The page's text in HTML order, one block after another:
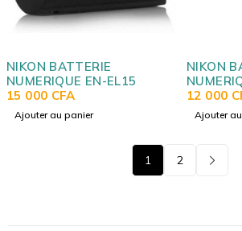
NIKON BATTERIE
NUMERIQUE EN-EL15
15 000 CFA
Ajouter au panier
NIKON
12 000
Ajouter
1 2